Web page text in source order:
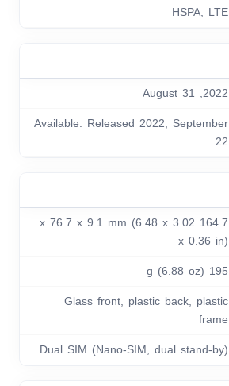
HSPA, LTE
2022, August 31
Available. Released 2022, September
22
164.7 x 76.7 x 9.1 mm (6.48 x 3.02
x 0.36 in)
195 g (6.88 oz)
Glass front, plastic back, plastic
frame
Dual SIM (Nano-SIM, dual stand-by)